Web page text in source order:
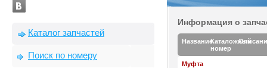
Каталог запчастей
Поиск по номеру
Информация о
НазваниеКаталожный
номер
Муфта